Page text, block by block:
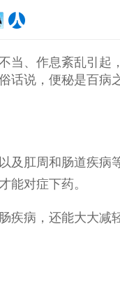
、作息紊乱引起
话说，便秘是百病
肛周和肠道疾病
能对症下药。
疾病，还能大大减